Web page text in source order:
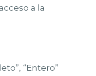
a la
“Entero”